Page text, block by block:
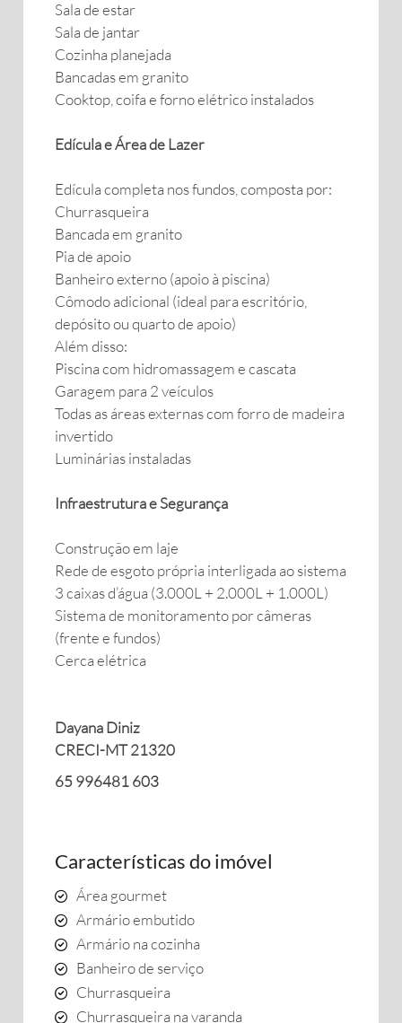
Sala de estar
Sala de jantar
Cozinha planejada
Bancadas em granito
Cooktop, coifa e forno elétrico instalados
Edícula e Área de Lazer
Edícula completa nos fundos, composta por:
Churrasqueira
Bancada em granito
Pia de apoio
Banheiro externo (apoio à piscina)
Cômodo adicional (ideal para escritório,
depósito ou quarto de apoio)
Além disso:
Piscina com hidromassagem e cascata
Garagem para 2 veículos
Todas as áreas externas com forro de madeira
invertido
Luminárias instaladas
Infraestrutura e Segurança
Construção em laje
Rede de esgoto própria interligada ao sistema
3 caixas d’água (3.000L + 2.000L + 1.000L)
Sistema de monitoramento por câmeras
(frente e fundos)
Cerca elétrica
Dayana Diniz
CRECI-MT 21320
65 996481 603
Características do imóvel
Área gourmet
Armário embutido
Armário na cozinha
Banheiro de serviço
Churrasqueira
Churrasqueira na varanda